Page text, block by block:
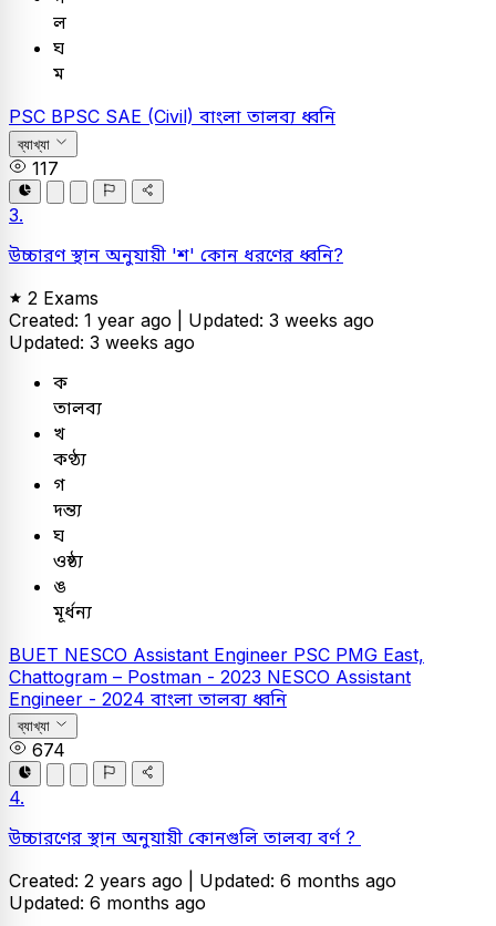
ল
ঘ
ম
PSC BPSC SAE (Civil) বাংলা তালব্য ধ্বনি
ব্যাখ্যা
117
3.
উচ্চারণ স্থান অনুযায়ী 'শ' কোন ধরণের ধ্বনি?
2 Exams
Created: 1 year ago | Updated: 3 weeks ago
Updated: 3 weeks ago
ক
তালব্য
খ
কণ্ঠ্য
গ
দন্ত্য
ঘ
ওষ্ঠ্য
ঙ
মূর্ধন্য
BUET NESCO Assistant Engineer PSC PMG East,
Chattogram – Postman - 2023 NESCO Assistant
Engineer - 2024 বাংলা তালব্য ধ্বনি
ব্যাখ্যা
674
4.
উচ্চারণের স্থান অনুযায়ী কোনগুলি তালব্য বর্ণ ?
Created: 2 years ago | Updated: 6 months ago
Updated: 6 months ago